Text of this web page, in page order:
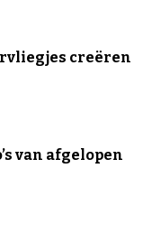
creëren
van afgelopen